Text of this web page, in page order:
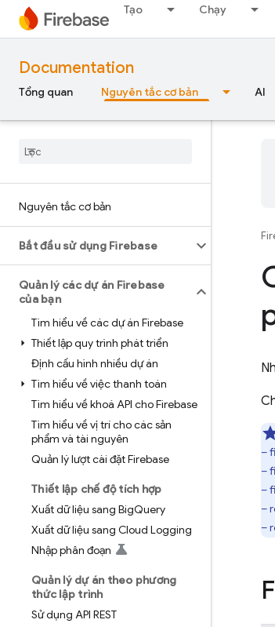
Tạo Chạy
Documentation
Tổng quan Nguyên tắc cơ bản AI
Nguyên tắc cơ bản
Bắt đầu sử dụng Firebase
Quản lý các dự án Firebase
của bạn
Tìm hiểu về các dự án Firebase
Thiết lập quy trình phát triển
Định cấu hình nhiều dự án
Tìm hiểu về việc thanh toán
Tìm hiểu về khoá API cho Firebase
Tìm hiểu về vị trí cho các sản
phẩm và tài nguyên
Quản lý lượt cài đặt Firebase
Thiết lập chế độ tích hợp
Xuất dữ liệu sang BigQuery
Xuất dữ liệu sang Cloud Logging
Nhập phân đoạn
Quản lý dự án theo phương
thức lập trình
Sử dụng API REST
–
–
–
–
–